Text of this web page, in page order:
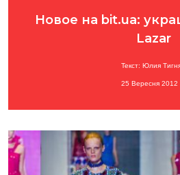
Новое на bit.ua:
Lazar
Текст: Юлия
25 Вересня 2012